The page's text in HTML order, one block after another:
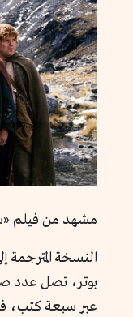
مشهد من فيلم
النسخة المترجمة
بوتر، تصل عدد
عبر سبعة كتب،